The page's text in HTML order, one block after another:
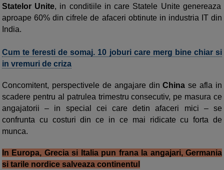
Statelor Unite, in conditiile in care Statele Unite genereaza
aproape 60% din cifrele de afaceri obtinute in industria IT din
India.
Cum te feresti de somaj. 10 joburi care merg bine chiar si
in vremuri de criza
Concomitent, perspectivele de angajare din China se afla in
scadere pentru al patrulea trimestru consecutiv, pe masura ce
angajatorii – in special cei care detin afaceri mici – se
confrunta cu costuri din ce in ce mai ridicate cu forta de
munca.
In Europa, Grecia si Italia pun frana la angajari, Germania
si tarile nordice salveaza continentul